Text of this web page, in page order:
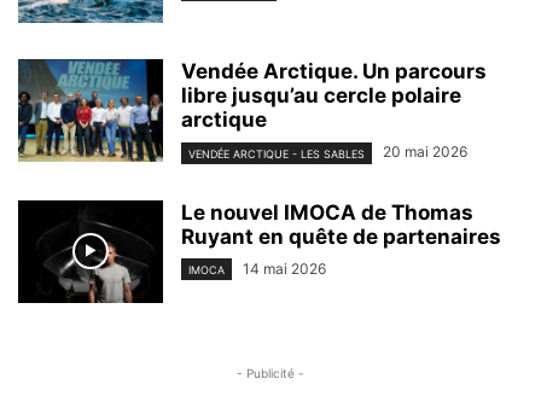
Vendée Arctique. Un parcours
libre jusqu’au cercle polaire
arctique
VENDÉE ARCTIQUE - LES SABLES 20 mai 2026
Le nouvel IMOCA de Thomas
Ruyant en quête de partenaires
IMOCA 14 mai 2026
- Publicité -